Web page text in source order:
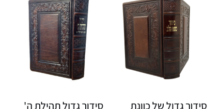
סידור גדול של כוונת
סידור גדול תהילת ה'